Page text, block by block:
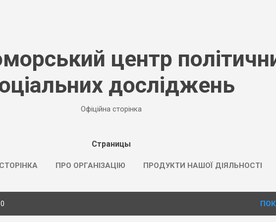
центр
досліджень
Офіційна сторінка
Страницы
ПРО ОРГАНІЗАЦІЮ ПРОДУКТИ НАШОЇ ДІЯЛЬНОСТІ